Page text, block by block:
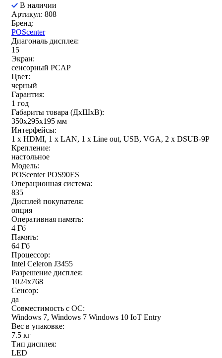
В наличии
Артикул: 808
Бренд:
POScenter
Диагональ дисплея:
15
Экран:
сенсорный PCAP
Цвет:
черный
Гарантия:
1 год
Габариты товара (ДxШxВ):
350x295x195 мм
Интерфейсы:
1 x HDMI, 1 x LAN, 1 x Line out, USB, VGA, 2 х DSUB-9P
Крепление:
настольное
Модель:
POScenter POS90ES
Операционная система:
835
Дисплей покупателя:
опция
Оперативная память:
4 Гб
Память:
64 Гб
Процессор:
Intel Celeron J3455
Разрешение дисплея:
1024x768
Сенсор:
да
Совместимость с ОС:
Windows 7, Windows 7 Windows 10 IoT Entry
Вес в упаковке:
7.5 кг
Тип дисплея:
LED